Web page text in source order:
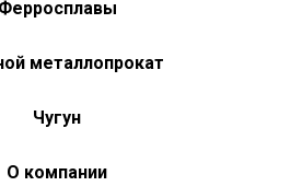
Ферросплавы
металлопрокат
Чугун
О компании